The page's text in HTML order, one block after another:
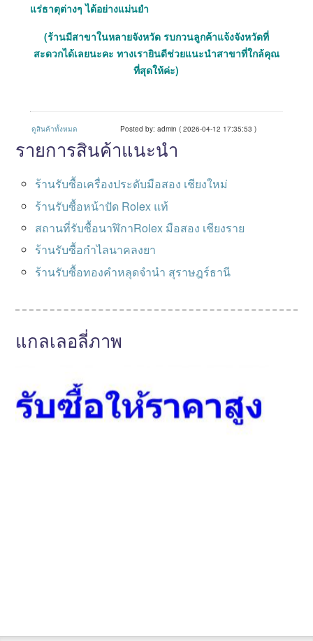
แร่ธาตุต่างๆ ได้อย่างแม่นยำ
(ร้านมีสาขาในหลายจังหวัด รบกวนลูกค้าแจ้งจังหวัดที่
สะดวกได้เลยนะคะ ทางเรายินดีช่วยแนะนำสาขาที่ใกล้คุณ
ที่สุดให้ค่ะ)
ดูสินค้าทั้งหมด Posted by: admin ( 2026-04-12 17:35:53 )
รายการสินค้าแนะนำ
ร้านรับซื้อเครื่องประดับมือสอง เชียงใหม่
ร้านรับซื้อหน้าปัด Rolex แท้
สถานที่รับซื้อนาฬิกาRolex มือสอง เชียงราย
ร้านรับซื้อกำไลนาคลงยา
ร้านรับซื้อทองคำหลุดจำนำ สุราษฎร์ธานี
แกลเลอลี่ภาพ